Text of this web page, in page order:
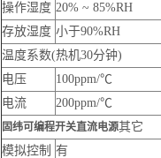
操作湿度 20% ~ 85%RH
存放湿度 小于90%RH
温度系数(热机30分钟)
电压
100ppm/℃
电流
200ppm/℃
固纬可编程开关直流电源其它
模拟控制 有